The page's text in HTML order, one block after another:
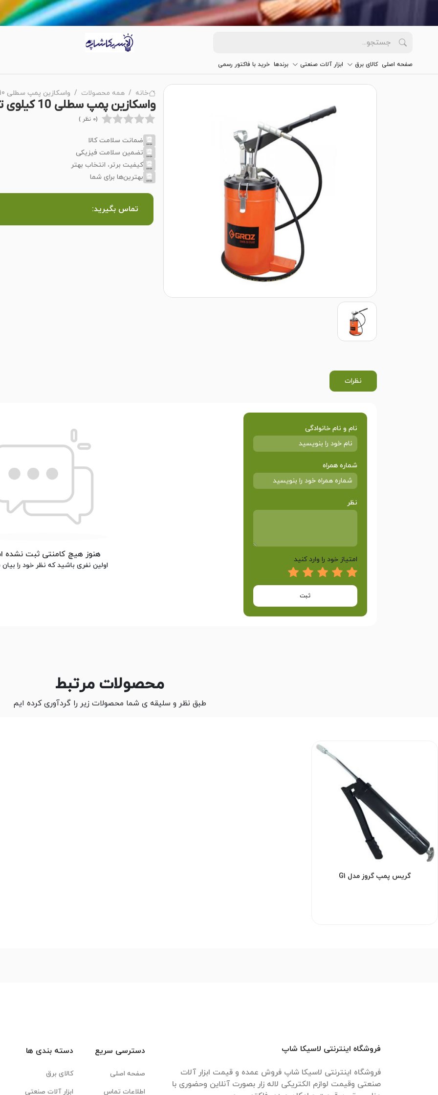
صفحه اصلی کالای برق ابزار آلات صنعتی برندها خرید با فاکتور رسمی
خانه همه محصولات واسکازین پمپ سطلی 10 کیلوی تراست مدل OLP10 گروز
واسکازین پمپ سطلی 10 کیلوی تراست مدل OLP10 گروز
(0 نظر )
ضمانت سلامت کالا
تضمین سلامت فیزیکی
کیفیت برتر، انتخاب بهتر
بهترین‌ها برای شما
تماس بگیرید:
نظرات
نام و نام خانوادگی
شماره همراه
نظر
امتیاز خود را وارد کنید
ثبت
هنوز هیچ کامنتی ثبت نشده
اولین نفری باشید که نظر خود را
محصولات مرتبط
طبق نظر و سلیقه ی شما محصولات زیر را گردآوری کرده ایم
گریس پمپ گروز مدل G1
فروشگاه اینترنتی لاسیکا شاپ
فروشگاه اینترنتی لاسیکا شاپ فروش عمده و قیمت ابزار آلات
صنعتی وقیمت لوازم الکتریکی لاله زار بصورت آنلاین وحضوری با
دسترسی سریع
صفحه اصلی
اطلاعات تماس
دسته بندی ها
کالای برق
ابزار آلات صنعتی